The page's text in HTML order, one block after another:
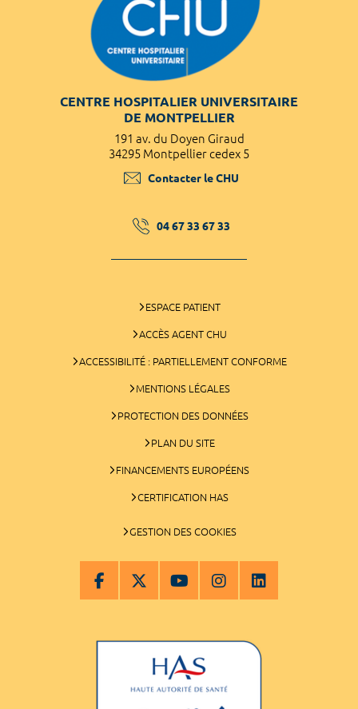
CENTRE HOSPITALIER UNIVERSITAIRE
DE MONTPELLIER
191 av. du Doyen Giraud
34295 Montpellier cedex 5
Contacter le CHU
04 67 33 67 33
ESPACE PATIENT
ACCÈS AGENT CHU
ACCESSIBILITÉ : PARTIELLEMENT CONFORME
MENTIONS LÉGALES
PROTECTION DES DONNÉES
PLAN DU SITE
FINANCEMENTS EUROPÉENS
CERTIFICATION HAS
GESTION DES COOKIES